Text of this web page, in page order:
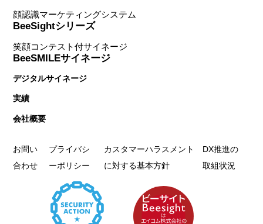
顔認識マーケティングシステム
BeeSightシリーズ
笑顔コンテスト付サイネージ
BeeSMILEサイネージ
デジタルサイネージ
実績
会社概要
お問い
合わせ
プライバシ
ーポリシー
カスタマーハラスメント
に対する基本方針
DX推進の
取組状況